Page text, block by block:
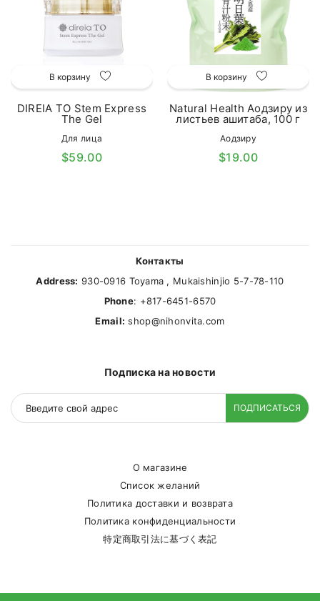
В корзину
DIREIA TO Stem Express
The Gel
Для лица
$59.00
В корзину
Natural Health Аодзиру из
листьев ашитаба, 100 г
Аодзиру
$19.00
Контакты
Address: 930-0916 Toyama , Mukaishinjio 5-7-78-110
Phone: +817-6451-6570
Email: shop@nihonvita.com
Подписка на новости
ПОДПИСАТЬСЯ
О магазине
Список желаний
Политика доставки и возврата
Политика конфиденциальности
特定商取引法に基づく表記